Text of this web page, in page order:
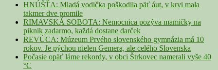
HNÚŠŤA: Mladá vodička poškodila päť áut, v krvi mala
takmer dve promile
RIMAVSKÁ SOBOTA: Nemocnica pozýva mamičky na
piknik zadarmo, každá dostane darček
REVÚCA: Múzeum Prvého slovenského gymnázia má 10
rokov. Je pýchou nielen Gemera, ale celého Slovenska
Počasie opäť láme rekordy, v obci Štrkovec namerali vyše 40
°C